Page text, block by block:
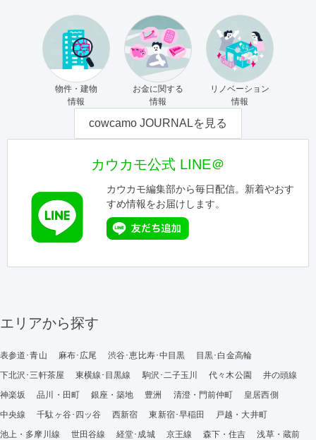
物件・建物
情報
お金に関する
情報
リノベーション
情報
cowcamo JOURNALを見る
カウカモ公式 LINE＠
カウカモ編集部から毎日配信。新着やおす
すめ情報をお届けします。
エリアから探す
表参道･青山 麻布･広尾 渋谷･恵比寿･中目黒
目黒･白金高輪
下北沢･三軒茶屋
東横線･目黒線 駒沢･二子玉川 代々木公園
井の頭線
神楽坂
品川・田町 銀座・築地 豊洲 清澄・門前仲町
皇居西側
中央線
千駄ヶ谷･四ッ谷 西新宿 東新宿･早稲田
戸越・大井町
池上・多摩川線
世田谷線 経堂･成城 京王線 森下・住吉
浅草・蔵前